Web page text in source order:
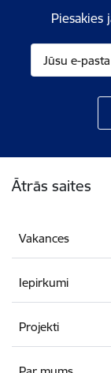
Piesakies
Ātrās saites
Vakances
Iepirkumi
Projekti